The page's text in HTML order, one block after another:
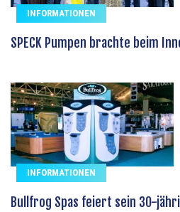
INFORMATIONEN
SPECK Pumpen brachte beim
INFORMATIONEN
Bullfrog Spas feiert sein 30-